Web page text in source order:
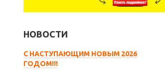
НОВОСТИ
С НАСТУПАЮЩИМ НОВЫМ 2026
ГОДОМ!!!